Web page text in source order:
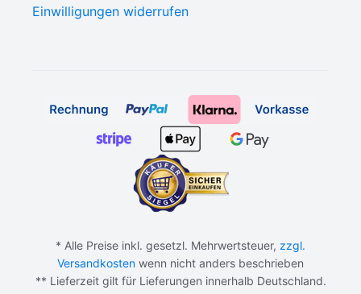
Einwilligungen widerrufen
* Alle Preise inkl. gesetzl. Mehrwertsteuer, zzgl.
Versandkosten wenn nicht anders beschrieben
** Lieferzeit gilt für Lieferungen innerhalb Deutschland.